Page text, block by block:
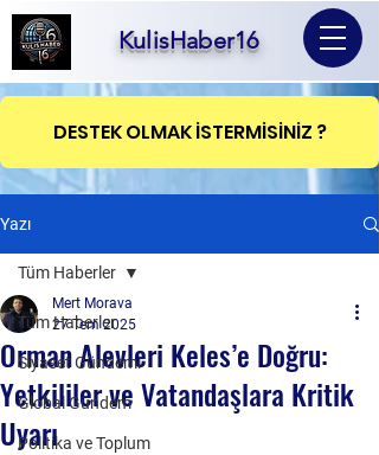
KulisHaber16
DESTEK OLMAK İSTERMİSİNİZ ?
Yazı
Tüm Haberler
Siyaset Gündemi
Global Gündem
Politika ve Toplum
Tüm Haberler
Orman Alevleri Keles’e Doğru:
Yetkililer ve Vatandaşlara Kritik
Uyarı
Mert Morava
27 Tem 2025